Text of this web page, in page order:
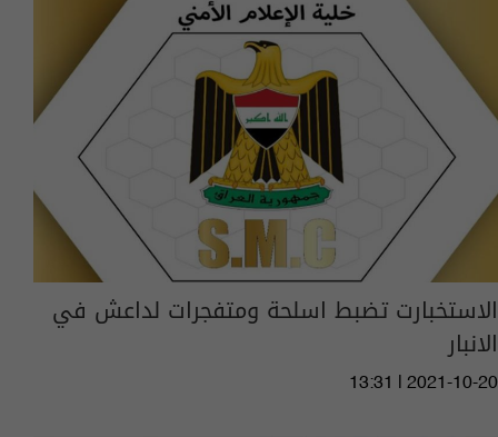
الاستخبارت تضبط اسلحة ومتفجرات لداعش في
الانبار
13:31 | 2021-10-20